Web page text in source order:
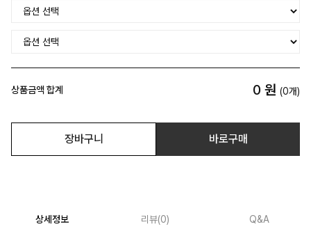
상품금액 합계 0 원 (0개)
장바구니 바로구매
상세정보 리뷰(0) Q&A